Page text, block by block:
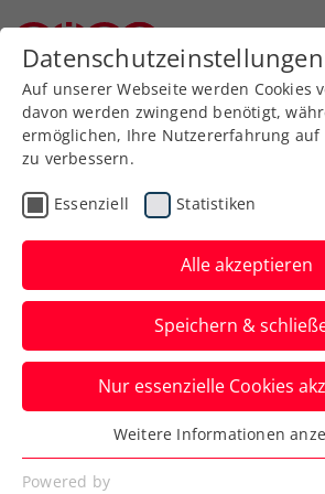
Zurück zur Newsübersicht
Turniere
Upper Austria
Linz: Kraus „sehr
dankbar, wieder
sein“
Die aktuelle ÖTV-
Interview mit dem
500-Turniers in
Datenschutzeinstellungen
Auf unserer Webseite werden Cookies
davon werden zwingend benötigt,
ermöglichen, Ihre Nutzererfahrung auf
zu verbessern.
Essenziell Statistiken
Alle akzeptieren
Speichern &
Nur essenzielle Cookies
Essenziell
Essenzielle Cookies werden für
Weitere Informationen
Powered by